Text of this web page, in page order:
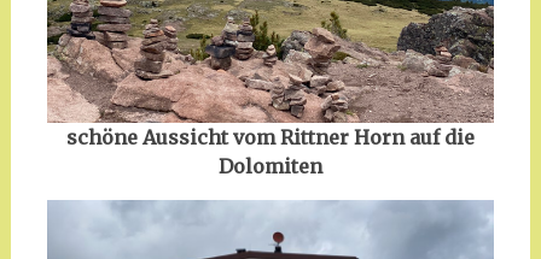
schöne Aussicht vom Rittner Horn auf die
Dolomiten